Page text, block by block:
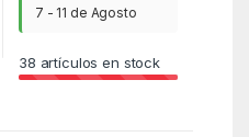
7 - 11 de Agosto
38 artículos en stock